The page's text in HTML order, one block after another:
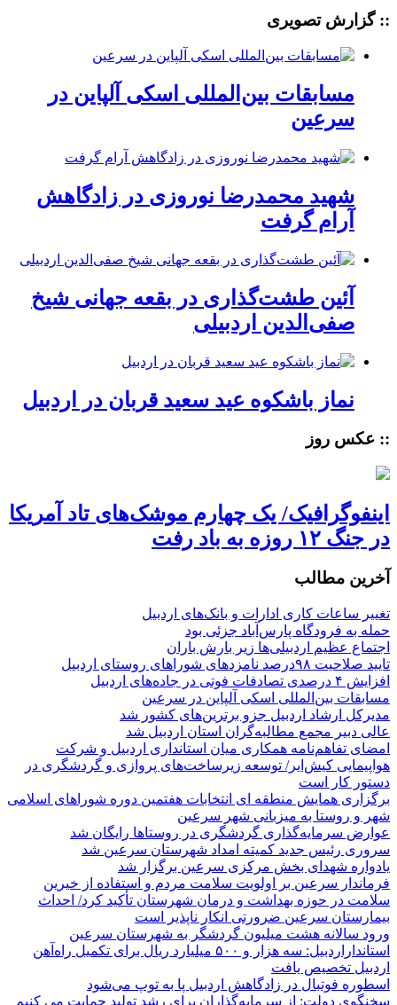
:: گزارش تصویری
مسابقات بین‌المللی اسکی آلپاین در
سرعین
شهید محمدرضا نوروزی در زادگاهش
آرام گرفت
آئین طشت‌گذاری در بقعه جهانی شیخ
صفی‌الدین اردبیلی
نماز باشکوه عید سعید قربان در اردبیل
:: عکس روز
اینفوگرافیک/ یک چهارم موشک‌های تاد آمریکا
در جنگ ۱۲ روزه به باد رفت
آخرین مطالب
تغییر ساعات کاری ادارات و بانک‌های اردبیل
حمله به فرودگاه پارس‌‌آباد جزئی بود
اجتماع عظیم اردبیلی‌ها زیر بارش باران
تایید صلاحیت ۹۸درصد نامزدهای شوراهای روستای اردبیل
افزایش ۴ درصدی تصادفات فوتی در جاده‌های اردبیل
مسابقات بین‌المللی اسکی آلپاین در سرعین
مدیرکل ارشاد اردبیل جزو برترین‌های کشور شد
عالی دبیر مجمع مطالبه‌گران استان اردبیل شد
امضای تفاهم‌نامه همکاری میان استانداری اردبیل و شرکت
هواپیمایی کیش‌ایر/ توسعه زیرساخت‌های پروازی و گردشگری در
دستور کار است
برگزاری همایش منطقه ای انتخابات هفتمین دوره شوراهای اسلامی
شهر و روستا به میزبانی شهر سرعین
عوارض سرمایه‌گذاری گردشگری در روستاها رایگان شد
سروری رئیس جدید کمیته امداد شهرستان سرعین شد
یادواره شهدای بخش مرکزی سرعین برگزار شد
فرماندار سرعین بر اولویت سلامت مردم و استفاده از خیرین
سلامت در حوزه بهداشت و درمان شهرستان تأکید کرد/ احداث
بیمارستان سرعین ضرورتی انکار ناپذیر است
ورود سالانه هشت میلیون گردشگر به شهرستان سرعین
استانداراردبیل: سه هزار و ۵۰۰ میلیارد ریال برای تکمیل راه‌آهن
اردبیل تخصیص یافت
اسطوره فوتبال در زادگاهش اردبیل پا به توپ می‌شود
سخنگوی دولت: از سرمایه‌گذاران برای رشد تولید حمایت می کنیم